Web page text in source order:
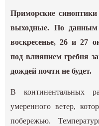
Приморские синоптики
выходные. По данным
воскресенье, 26 и 27
под влиянием гребня
дождей почти не будет.
В континентальных
умеренного ветер,
побережью.